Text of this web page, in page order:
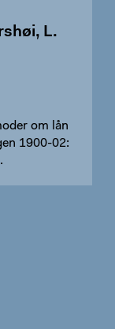
L.
om lån
1900-02: